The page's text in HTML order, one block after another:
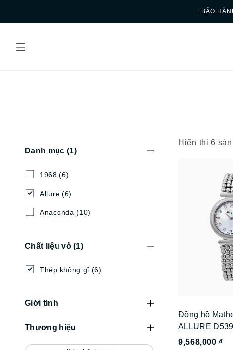
BẢO
Danh mục (1)
1968 (6)
Allure (6)
Anaconda (10)
Chất liệu vỏ(1)
Thép không gỉ (6)
Giới tính
Thương hiệu
Hiển thị 6
Đồng hồ
ALLURE
9,568,000 ₫